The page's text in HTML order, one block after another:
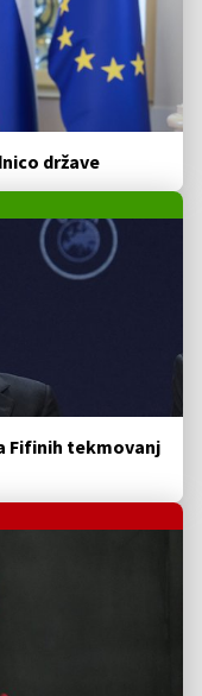
države
Fifinih tekmovanj